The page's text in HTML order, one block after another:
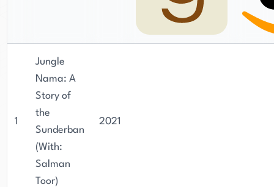
1
Jungle
Nama: A
Story of
the
Sunderban
(With:
Salman
Toor)
2021